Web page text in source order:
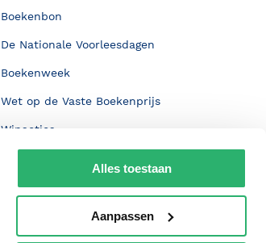
Alles toestaan
Aanpassen
Boekenbon
De Nationale Voorleesdagen
Boekenweek
Wet op de Vaste Boekenprijs
Winacties